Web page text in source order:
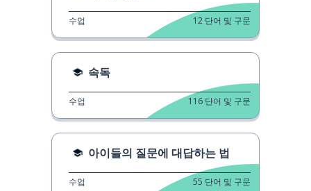
수업 12 단어 및 구문
속독
수업 116 단어 및 구문
아이들의 질문에 대답하는 법
수업 55 단어 및 구문